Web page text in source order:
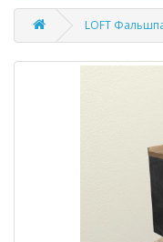
LOFT